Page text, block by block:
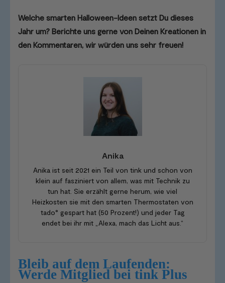
Welche smarten Halloween-Ideen setzt Du dieses
Jahr um? Berichte uns gerne von Deinen Kreationen in
den Kommentaren, wir würden uns sehr freuen!
Anika
Anika ist seit 2021 ein Teil von tink und schon von
klein auf fasziniert von allem, was mit Technik zu
tun hat. Sie erzählt gerne herum, wie viel
Heizkosten sie mit den smarten Thermostaten von
tado° gespart hat (50 Prozent!) und jeder Tag
endet bei ihr mit „Alexa, mach das Licht aus.“
Bleib auf dem Laufenden:
Werde Mitglied bei tink Plus